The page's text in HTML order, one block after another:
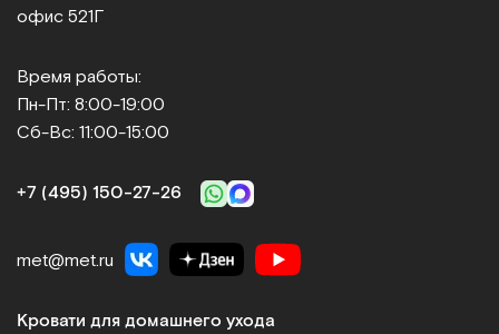
офис 521Г
Время работы:
Пн-Пт: 8:00-19:00
Сб-Вс: 11:00-15:00
+7 (495) 150‑27‑26
met@met.ru
Кровати для домашнего ухода